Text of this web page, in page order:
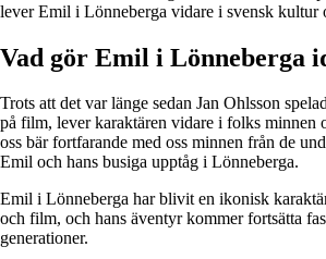
lever Emil i Lönneberga vidare i svensk kultur
Vad gör Emil i Lönneberga
Trots att det var länge sedan Jan Ohlsson
på film, lever karaktären vidare i folks minnen
oss bär fortfarande med oss minnen från de
Emil och hans busiga upptåg i Lönneberga.
Emil i Lönneberga har blivit en ikonisk
och film, och hans äventyr kommer fortsätta
generationer.